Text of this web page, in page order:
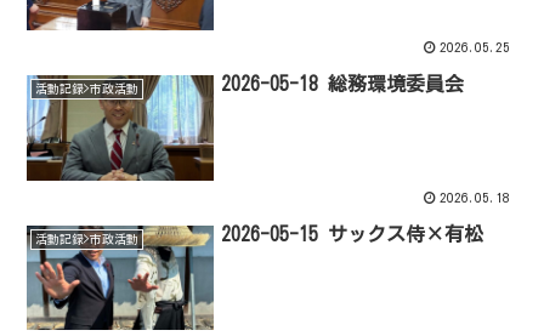
2026.05.25
活動記録>市政活動 2026-05-18 総務環境委員会
2026.05.18
活動記録>市政活動 2026-05-15 サックス侍×有松